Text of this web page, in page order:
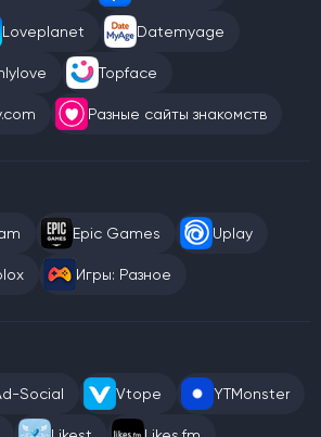
Loveplanet Datemyage
Topface
Разные сайты знакомств
Epic Games Uplay
Игры: Разное
Social Vtope YTMonster